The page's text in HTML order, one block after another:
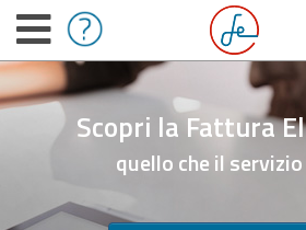
Scopri la Fattura
quello che il